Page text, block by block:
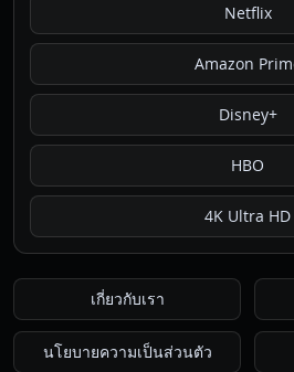
Netflix
Amazon
Disney+
HBO
4K Ultra HD
เกี่ยวกับเรา
นโยบายความเป็นส่วนตัว